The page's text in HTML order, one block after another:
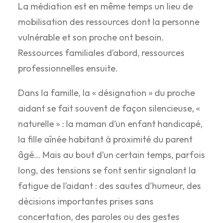
La médiation est en même temps un lieu de
mobilisation des ressources dont la personne
vulnérable et son proche ont besoin.
Ressources familiales d’abord, ressources
professionnelles ensuite.
Dans la famille, la « désignation » du proche
aidant se fait souvent de façon silencieuse, «
naturelle » : la maman d’un enfant handicapé,
la fille aînée habitant à proximité du parent
âgé… Mais au bout d’un certain temps, parfois
long, des tensions se font sentir signalant la
fatigue de l’aidant : des sautes d’humeur, des
décisions importantes prises sans
concertation, des paroles ou des gestes